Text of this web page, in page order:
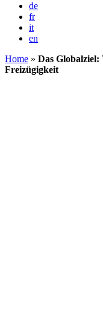
de
fr
it
en
Home » Das
Freizügigkeit